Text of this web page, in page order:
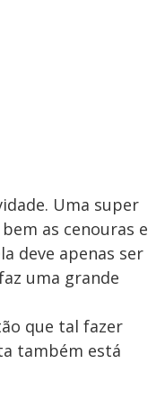
Uma super
as cenouras e
deve apenas ser
uma grande
que tal fazer
também está